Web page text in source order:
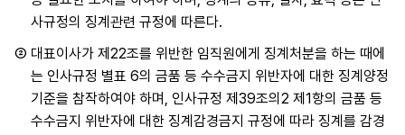
사규정의 징계관련 규정에 따른다.
② 대표이사가 제22조를 위반한 임직원에게 징계처분을 하는 때에
는 인사규정 별표 6의 금품 등 수수금지 위반자에 대한 징계양정
기준을 참작하여야 하며, 인사규정 제39조의2 제1항의 금품 등
수수금지 위반자에 대한 징계감경금지 규정에 따라 징계를 감경